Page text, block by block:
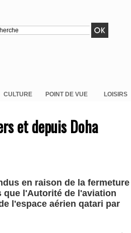
CULTURE POINT DE VUE LOISIRS
et depuis Doha
en raison de la fermeture
que l'Autorité de l'aviation
l'espace aérien qatari par